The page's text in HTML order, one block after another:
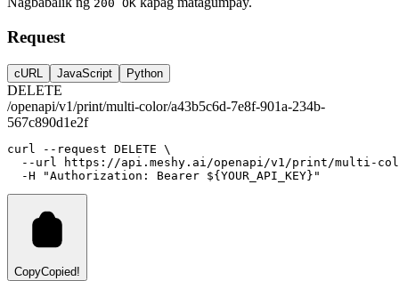
200 OK
Request
cURL JavaScript Python
DELETE
/openapi/v1/print/multi-color/a43b5c6d-7e8f-901a-234b-
567c890d1e2f
curl --request DELETE \
--url
https://api.meshy.ai/openapi/v1/print/multi-
-H
"Authorization: Bearer ${YOUR_API_KEY}"
CopyCopied!